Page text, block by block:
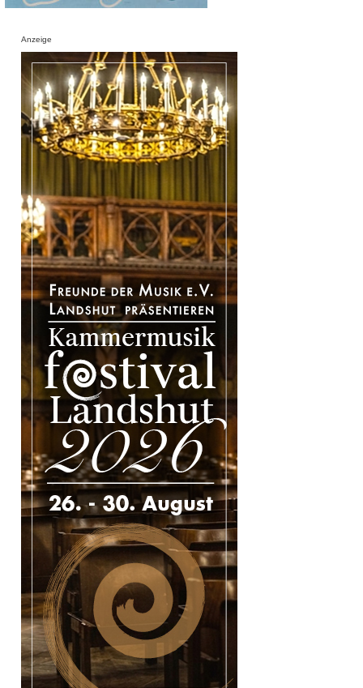
Anzeige